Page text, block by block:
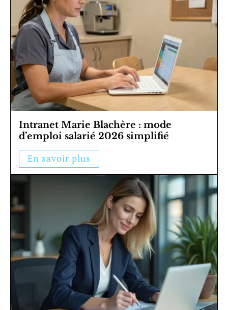
Intranet Marie Blachère : mode
d’emploi salarié 2026 simplifié
En savoir plus